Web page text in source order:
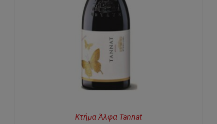
Κτήμα Άλφα Tannat